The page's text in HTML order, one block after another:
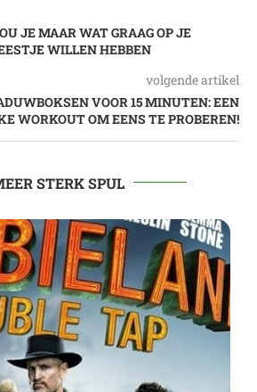
JE MAAR WAT GRAAG OP JE
WILLEN HEBBEN
volgende artikel
VOOR 15 MINUTEN: EEN
WORKOUT OM EENS TE PROBEREN!
STERK SPUL